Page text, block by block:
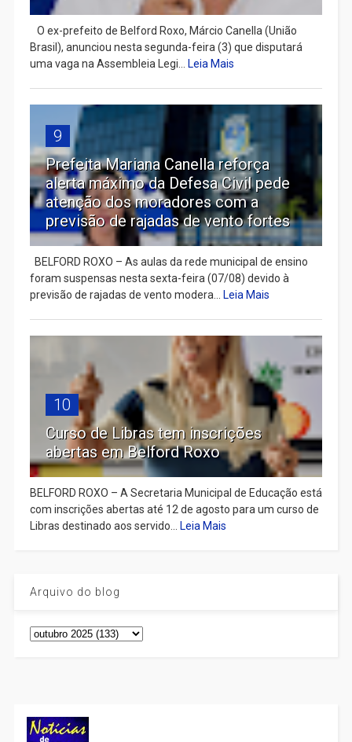
​ O ex-prefeito de Belford Roxo, Márcio Canella (União
Brasil), anunciou nesta segunda-feira (3) que disputará
uma vaga na Assembleia Legi...
Leia Mais
9
Prefeita Mariana Canella reforça
alerta máximo da Defesa Civil pede
atenção dos moradores com a
previsão de rajadas de vento fortes
BELFORD ROXO – As aulas da rede municipal de ensino
foram suspensas nesta sexta-feira (07/08) devido à
previsão de rajadas de vento modera...
Leia Mais
10
Curso de Libras tem inscrições
abertas em Belford Roxo
BELFORD ROXO – A Secretaria Municipal de Educação está
com inscrições abertas até 12 de agosto para um curso de
Libras destinado aos servido...
Leia Mais
Arquivo do blog